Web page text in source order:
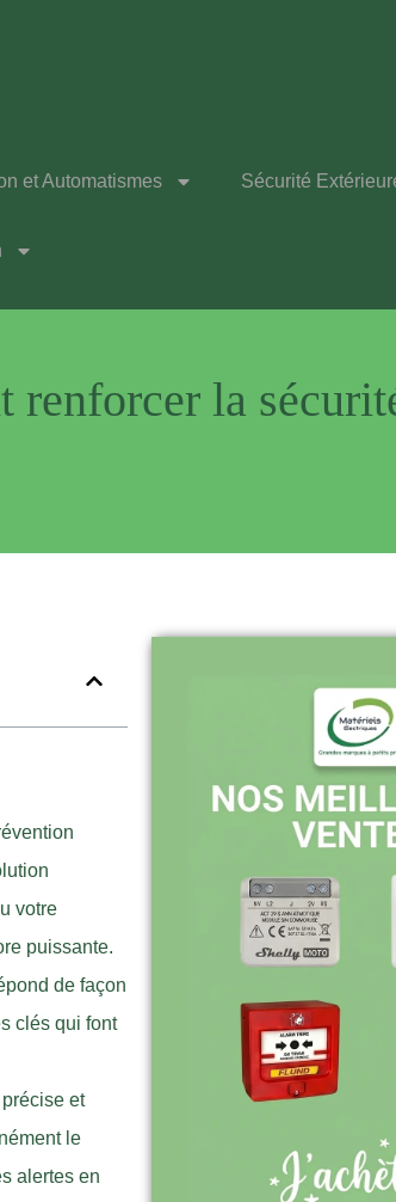
et Automatismes Sécurité
renforcer la
votre
puissante.
de façon
clés qui font
et
le
alertes en
Pourquoi
Expédition sous 24-48h :
après validation
pour